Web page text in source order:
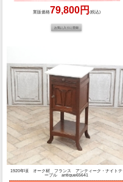
業販価格79,800円 (税込)
1920年頃 オーク材 フランス アンティーク・ナイトテ
ーブル antique65641